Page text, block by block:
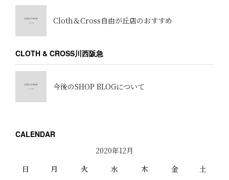
Cloth＆Cross自由が丘店のおすすめ
CLOTH & CROSS川西阪急
今後のSHOP BLOGについて
CALENDAR
2020年12月
日
月 火 水 木 金
土